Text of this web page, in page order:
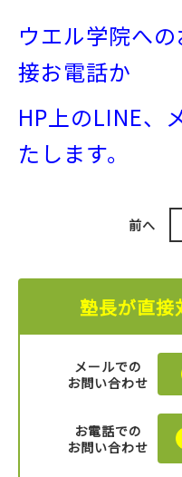
ウエル学院へ
接お電話か
HP上のLINE、
たします。
前へ
塾長が直接
メールでの
お問い合わせ
お電話での
お問い合わせ